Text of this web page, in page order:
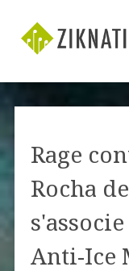
Rage
Rocha
Anti-Ice